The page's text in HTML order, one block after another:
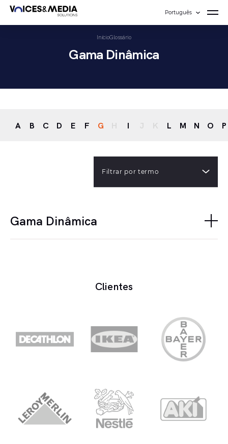
Português
InícioGlossário
Gama Dinâmica
A B C D E F G I L M N O P
Filtrar por termo
Gama Dinâmica
Clientes